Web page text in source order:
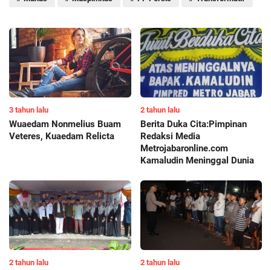
3 tahun lalu
Wuaedam Nonmelius Buam
Veteres, Kuaedam Relicta
2 tahun lalu
Berita Duka Cita:Pimpinan
Redaksi Media
Metrojabaronline.com
Kamaludin Meninggal Dunia
2 tahun lalu 2 tahun lalu